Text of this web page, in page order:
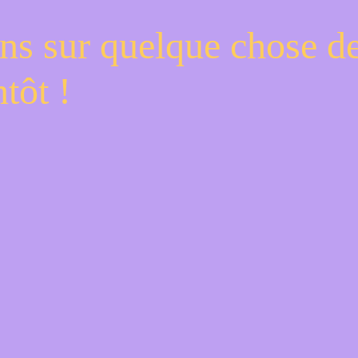
sur quelque chose
!